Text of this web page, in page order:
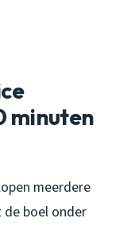
minuten
meerdere
boel onder